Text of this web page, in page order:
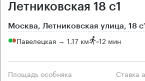
Летниковская 18 с1
Москва, Летниковская улица, 18 с1
Павелецкая → 1.17 км ~12 мин
Площадь особняка